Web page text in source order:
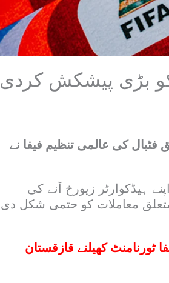
کو بڑی پیشکش کردی
کی عالمی تنظیم فیفا نے
ہیڈکوارٹر زیورخ آنے کی
معاملات کو حتمی شکل دی
بار یوئیفا ٹورنامنٹ کھیلنے قازقستان